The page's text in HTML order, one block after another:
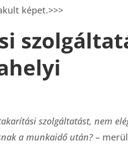
képet.>>>
szolgáltatást, nem
a munkaidő után?–